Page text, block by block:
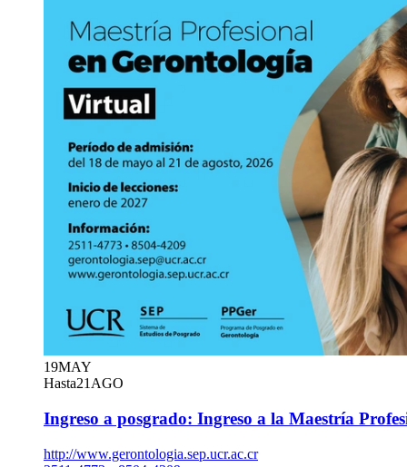
19MAY
Hasta21AGO
Ingreso a posgrado: Ingreso a la Maestría
http://www.gerontologia.sep.ucr.ac.cr